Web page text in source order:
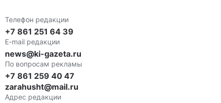
Телефон редакции
+7 861 251 64 39
E-mail редакции
news@ki-gazeta.ru
По вопросам рекламы
+7 861 259 40 47
zarahusht@mail.ru
Адрес редакции